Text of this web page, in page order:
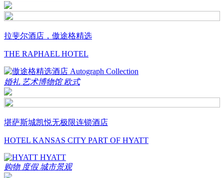
拉斐尔酒店，傲途格精选
THE RAPHAEL HOTEL
婚礼 艺术博物馆 欧式
堪萨斯城凯悦无极限连锁酒店
HOTEL KANSAS CITY PART OF HYATT
购物 度假 城市景观